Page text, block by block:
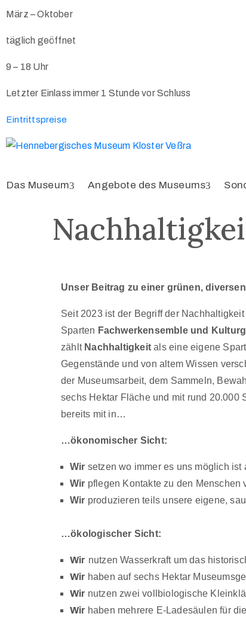
März – Oktober
täglich geöffnet
9 – 18 Uhr
Letzter Einlass immer 1 Stunde vor Schluss
Eintrittspreise
Das Museum Angebote des Museums
Unser Beitrag zu einer grünen,
Seit 2023 ist der Begriff der
Sparten Fachwerkensemble und
zählt Nachhaltigkeit als eine eigene
Gegenstände und von altem Wissen
der Museumsarbeit, dem Sammeln,
sechs Hektar Fläche und mit rund
bereits mit in…
…ökonomischer Sicht:
Wir setzen wo immer es uns möglich
Wir pflegen Kontakte zu den Menschen
Wir produzieren teils unsere eigene,
…ökologischer Sicht:
Wir nutzen Wasserkraft um das
Wir haben auf sechs Hektar
Wir nutzen zwei vollbiologische
Wir haben mehrere E-Ladesäulen für